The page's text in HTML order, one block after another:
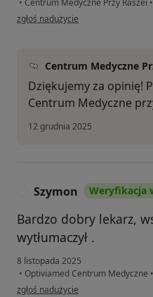
• Centrum Medyczne Przy Raszei •
w opinii użytkownika AJ
zgłoś nadużycie
Centrum Medyczne
Dziękujemy za opinię!
Centrum Medyczne
12 grudnia 2025
Szymon Weryfikacja
Bardzo dobry lekarz,
wytłumaczył .
8 listopada 2025
• Optiviamed Centrum Medyczne •
w opinii użytkownika Szymon
zgłoś nadużycie